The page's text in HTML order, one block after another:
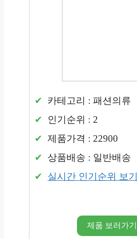
카테고리 : 패션의류
인기순위 : 2
제품가격 : 22900
상품배송 : 일반배송
실시간 인기순위 보기
제품 보러가기